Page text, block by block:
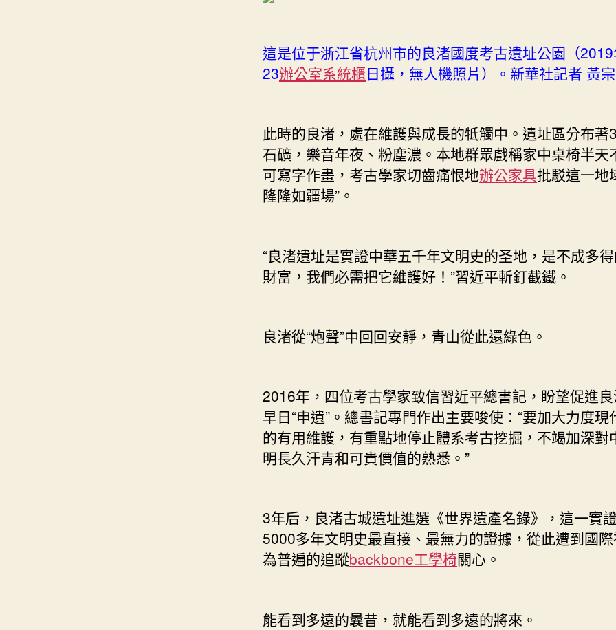
這是位于浙江省杭州市的良渚國度考古遺址公園（2019
23辦公室系統櫃日攝，無人機照片）。新華社記者 黃
此時的良渚，處在維護與成長的牴觸中。遺址區分布著
石礦，樂音年夜、粉塵濃。本地群眾戲稱家中桌椅半天
可寫字作畫，考古學家切齒痛恨地辦公家具批駁這一地
隆隆如疆場”。
“良渚遺址是實證中華五千年文明史的圣地，是不成多
財富，我們必需把它維護好！”習近平斬釘截鐵。
良渚從“炮聲”中回回安靜，青山從此還綠色。
2016年，四位考古學家致信習近平總書記，盼望促進
早日“申遺”。總書記專門作出主要唆使：“要加大力度現
的有用維護，有重點地停止體系考古挖掘，不竭加深對
明長久汗青和可貴價值的熟悉。”
3年后，良渚古城遺址進選《世界遺產名錄》，這一實
5000多年文明史最直接、最無力的證據，從此遭到國
為普遍的追蹤backbone工學椅關心。
能看到多遠的曩昔，就能看到多遠的將來。